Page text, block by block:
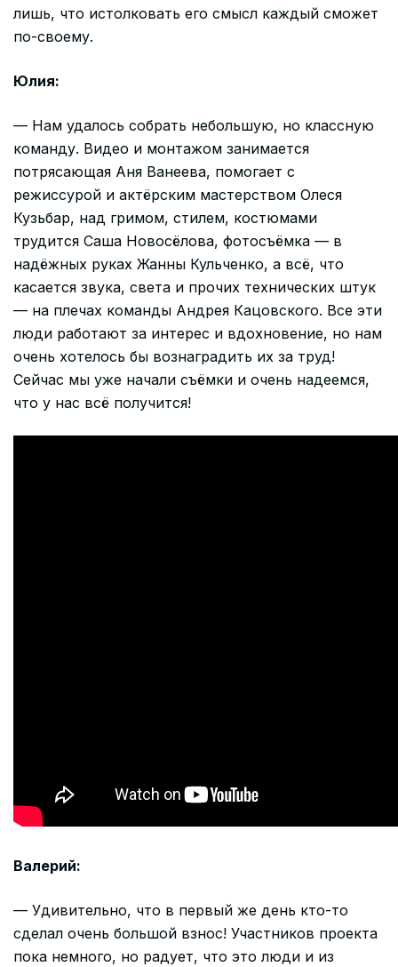
лишь, что истолковать его смысл каждый сможет
по-своему.
Юлия:
— Нам удалось собрать небольшую, но классную
команду. Видео и монтажом занимается
потрясающая Аня Ванеева, помогает с
режиссурой и актёрским мастерством Олеся
Кузьбар, над гримом, стилем, костюмами
трудится Саша Новосёлова, фотосъёмка — в
надёжных руках Жанны Кульченко, а всё, что
касается звука, света и прочих технических штук
— на плечах команды Андрея Кацовского. Все эти
люди работают за интерес и вдохновение, но нам
очень хотелось бы вознаградить их за труд!
Сейчас мы уже начали съёмки и очень надеемся,
что у нас всё получится!
Валерий:
— Удивительно, что в первый же день кто-то
сделал очень большой взнос! Участников проекта
пока немного, но радует, что это люди и из